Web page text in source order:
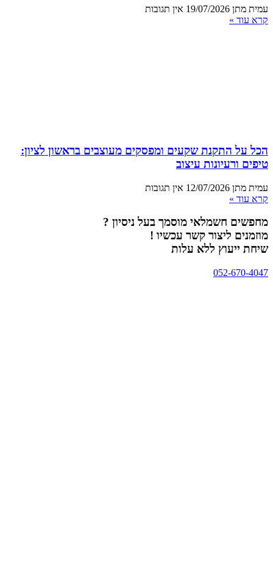
עמית מתן 19/07/2026 אין תגובות
קרא עוד »
הכל על התקנת שקעים ומפסקים מעוצבים בראשון לציון:
טיפים ורעיונות עיצוב
עמית מתן 12/07/2026 אין תגובות
קרא עוד »
מחפשים חשמלאי מוסמך בעל ניסיון ?
מוזמנים ליצור קשר עכשיו !
שיחת ייעוץ ללא עלות
052-670-4047